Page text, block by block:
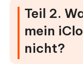
Teil 2.
mein
nicht?